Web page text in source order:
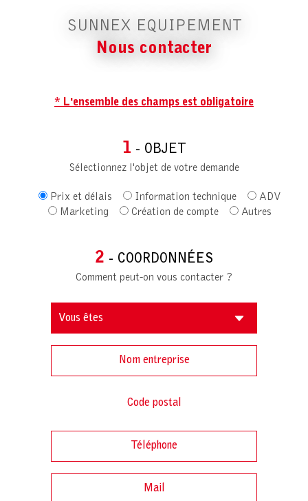
SUNNEX EQUIPEMENT
Nous contacter
* L'ensemble des champs est obligatoire
1 - OBJET
Sélectionnez l'objet de votre demande
Prix et délais Information technique
ADV
Marketing
Création de compte Autres
2 - COORDONNÉES
Comment peut-on vous contacter ?